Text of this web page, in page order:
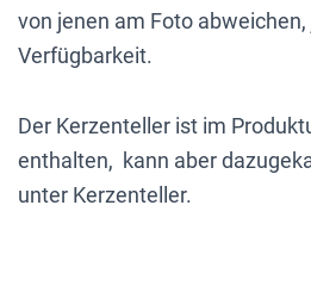
von jenen am Foto
Verfügbarkeit.
Der Kerzenteller ist im
enthalten, kann aber
unter Kerzenteller.